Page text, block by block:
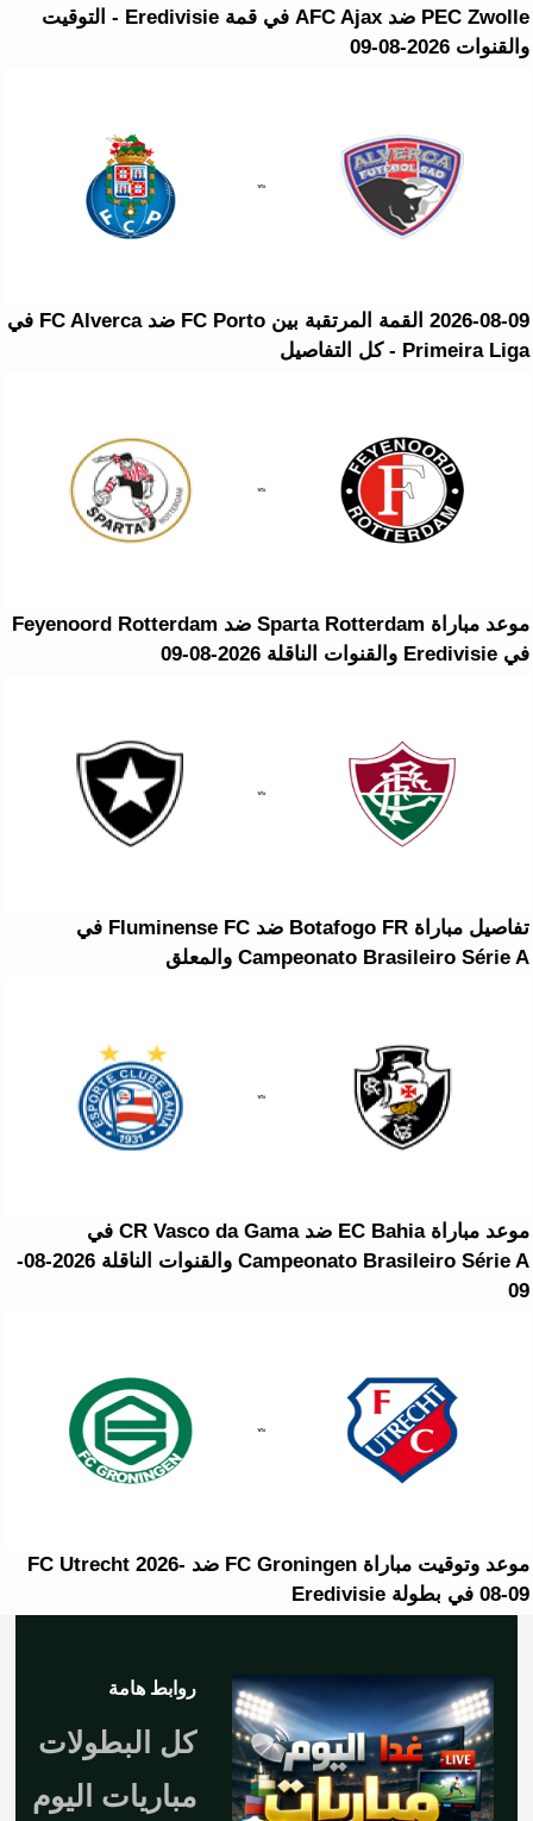
PEC Zwolle ضد AFC Ajax في قمة Eredivisie - التوقيت
والقنوات 2026-08-09
2026-08-09 القمة المرتقبة بين FC Porto ضد FC Alverca في
Primeira Liga - كل التفاصيل
موعد مباراة Sparta Rotterdam ضد Feyenoord Rotterdam
في Eredivisie والقنوات الناقلة 2026-08-09
تفاصيل مباراة Botafogo FR ضد Fluminense FC في
Campeonato Brasileiro Série A والمعلق
موعد مباراة EC Bahia ضد CR Vasco da Gama في
Campeonato Brasileiro Série A والقنوات الناقلة 2026-08-
09
موعد وتوقيت مباراة FC Groningen ضد FC Utrecht 2026-
08-09 في بطولة Eredivisie
روابط هامة
كل البطولات
مباريات اليوم